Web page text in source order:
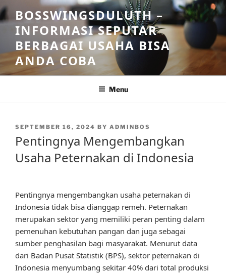
Skip
to
content
BOSSWINGSDULUTH –
INFORMASI SEPUTAR
BERBAGAI USAHA BISA
ANDA COBA
Menu
POSTED
SEPTEMBER 16, 2024 BY ADMINBOS
Pentingnya Mengembangkan
Usaha Peternakan di Indonesia
Pentingnya mengembangkan usaha peternakan di
Indonesia tidak bisa dianggap remeh. Peternakan
merupakan sektor yang memiliki peran penting dalam
pemenuhan kebutuhan pangan dan juga sebagai
sumber penghasilan bagi masyarakat. Menurut data
dari Badan Pusat Statistik (BPS), sektor peternakan di
Indonesia menyumbang sekitar 40% dari total produksi